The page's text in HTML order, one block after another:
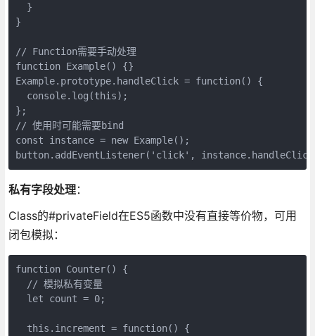
  }
}
// Function需要手动处理
function Example() {}
Example.prototype.handleClick = function() {
  console.log(this);
};
// 使用时可能需要bind
const instance = new Example();
button.addEventListener('click',
私有字段处理：
Class的#privateField在ES5函数中没有直接等价物，可用
闭包模拟：
function Counter() {
  // 模拟私有变量
  let count = 0;
  this.increment = function() {